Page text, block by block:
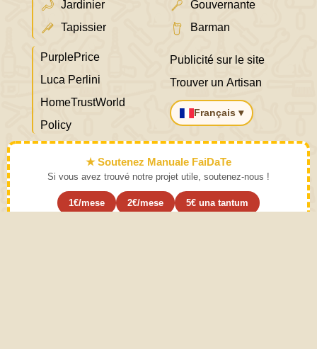
Jardinier
Tapissier
Gouvernante
Barman
PurplePrice
Luca Perlini
HomeTrustWorld
Policy
Publicité sur le site
Trouver un Artisan
Français ▾
★ Soutenez Manuale FaiDaTe
Si vous avez trouvé notre projet utile, soutenez-nous !
1€/mese 2€/mese 5€ una tantum